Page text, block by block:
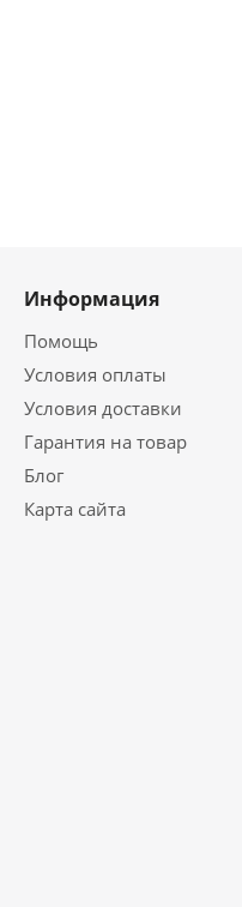
Информация
Помощь
Условия оплаты
Условия доставки
Гарантия на товар
Блог
Карта сайта